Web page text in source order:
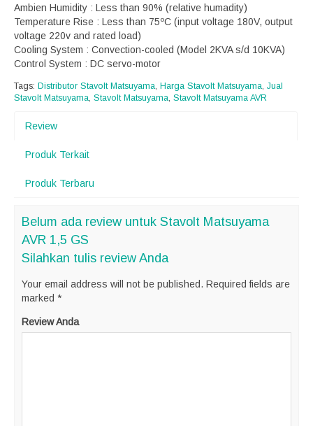
Ambien Humidity : Less than 90% (relative humadity)
Temperature Rise : Less than 75ºC (input voltage 180V, output
voltage 220v and rated load)
Cooling System : Convection-cooled (Model 2KVA s/d 10KVA)
Control System : DC servo-motor
Tags: Distributor Stavolt Matsuyama, Harga Stavolt Matsuyama, Jual
Stavolt Matsuyama, Stavolt Matsuyama, Stavolt Matsuyama AVR
Review
Produk Terkait
Produk Terbaru
Belum ada review untuk Stavolt Matsuyama
AVR 1,5 GS
Silahkan tulis review Anda
Your email address will not be published. Required fields are
marked *
Review Anda